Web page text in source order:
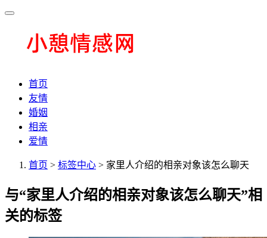
首页
友情
婚姻
相亲
爱情
首页 > 标签中心 > 家里人介绍的相亲对象该怎么聊天
与“家里人介绍的相亲对象该怎么聊天”相
关的标签